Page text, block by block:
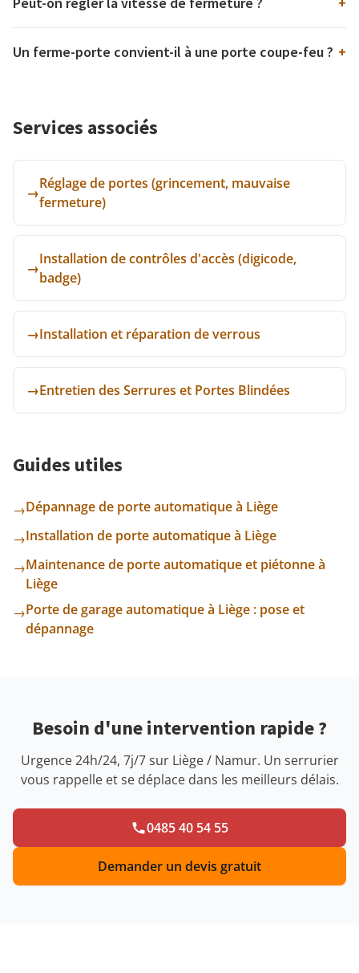
Un ferme-porte convient-il à une porte coupe-feu ? +
Services associés
→
Réglage de portes (grincement, mauvaise
fermeture)
→
Installation de contrôles d'accès (digicode,
badge)
→Installation et réparation de verrous
→Entretien des Serrures et Portes Blindées
Guides utiles
→Dépannage de porte automatique à Liège
→Installation de porte automatique à Liège
→Maintenance de porte automatique et piétonne à
Liège
→Porte de garage automatique à Liège : pose et
dépannage
Besoin d'une intervention rapide ?
Urgence 24h/24, 7j/7 sur Liège / Namur. Un serrurier
vous rappelle et se déplace dans les meilleurs délais.
0485 40 54 55
Demander un devis gratuit